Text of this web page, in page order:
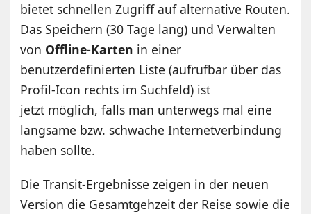
bietet schnellen Zugriff auf alternative Routen.
Das Speichern (30 Tage lang) und Verwalten
von Offline-Karten in einer
benutzerdefinierten Liste (aufrufbar über das
Profil-Icon rechts im Suchfeld) ist
jetzt möglich, falls man unterwegs mal eine
langsame bzw. schwache Internetverbindung
haben sollte.
Die Transit-Ergebnisse zeigen in der neuen
Version die Gesamtgehzeit der Reise sowie die